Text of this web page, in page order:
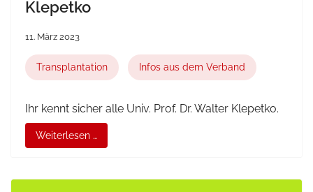
Klepetko
11. März 2023
Transplantation Infos aus dem Verband
Ihr kennt sicher alle Univ. Prof. Dr. Walter Klepetko.
Weiterlesen …